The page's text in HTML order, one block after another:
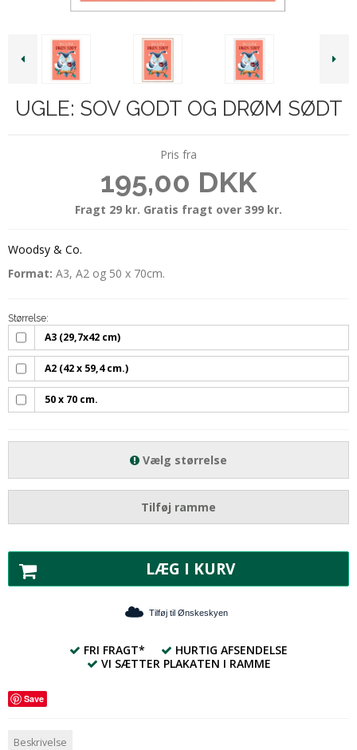
UGLE: SOV GODT OG DRØM SØDT
Pris fra
195,00 DKK
Fragt 29 kr. Gratis fragt over 399 kr.
Woodsy & Co.
Format: A3, A2 og 50 x 70cm.
Størrelse:
A3 (29,7x42 cm)
A2 (42 x 59,4 cm.)
50 x 70 cm.
Vælg størrelse
Tilføj ramme
LÆG I KURV
Tilføj til Ønskeskyen
FRI FRAGT*
HURTIG AFSENDELSE
VI SÆTTER PLAKATEN I RAMME
Save
Beskrivelse